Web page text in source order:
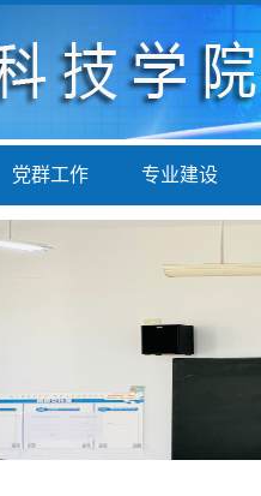
党群工作 专业建设